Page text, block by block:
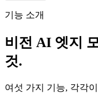
기능 소개
비전 AI 엣지
것.
여섯 가지 기능, 각각